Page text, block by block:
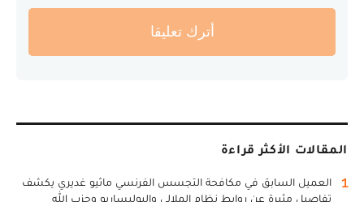
أترك تعليقا
المقالات الأكثر قراءة
1
العميل السابق في مكافحة التجسس الفرنسي ماثيو غديري يكشف
تفاصيل مثيرة عن روابط نظام الملالي والبوليساريو وحزب الله